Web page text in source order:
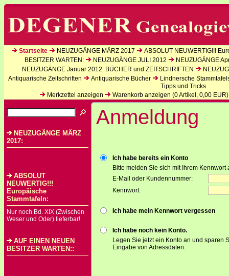
Startseite NEUZUGÄNGE MÄRZ 2017
ABSOLUT NEUWERTIG!!!
BESITZER WARTEN:
NEUZUGÄNGE JULI 2012
NEUZUGÄNGE
NEUZUGÄNGE Januar 2012: BÜCHER und ZEITSCHRIFTEN
Antiquarische Zeitschriften
Antiquarische Bücher
Lindnersche
Tipps und Tricks
Merkzettel anzeigen
Warenkorb anzeigen (0Artikel, 0,00 EUR)
NEUZUGÄNGE MÄRZ
2017:
ABSOLUT
NEUWERTIG!!!
Europäische
Stammtafeln:
Nur noch Bd. XIX (Zwischen
Weser und Oder) lieferbar!
AUF EINEN NEUEN
BESITZER WARTEN::
Anmeldung
Ich habe bereits ein Konto
Bitte melden Sie sich mit Ihrem Kennwort
E-Mail oder Kundennummer:
Kennwort:
Ich habe mein Kennwort vergessen
Ich habe noch kein Konto.
Legen Sie jetzt ein Konto an und sparen
Eingabe von Adressdaten.